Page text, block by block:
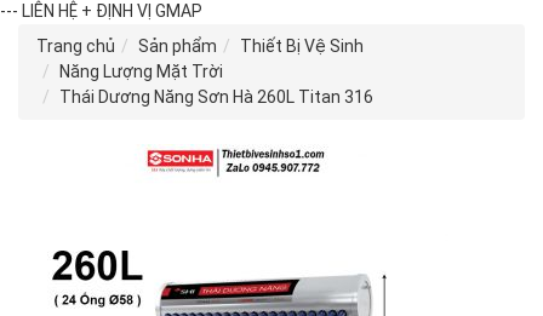
--- LIÊN HỆ + ĐỊNH VỊ GMAP
Trang chủ
Sản phẩm
Thiết Bị Vệ Sinh
Năng Lượng Mặt Trời
Thái Dương Năng Sơn Hà 260L Titan 316